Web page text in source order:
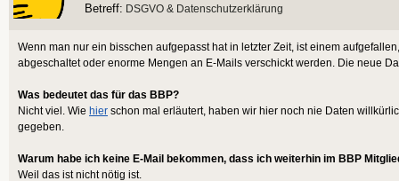
Betreff: DSGVO & Datenschutzerklärung
Wenn man nur ein bisschen aufgepasst hat in letzter Zeit, ist einem
abgeschaltet oder enorme Mengen an E-Mails verschickt werden. Die neue
Was bedeutet das für das BBP?
Nicht viel. Wie hier schon mal erläutert, haben wir hier noch nie Daten
gegeben.
Warum habe ich keine E-Mail bekommen, dass ich weiterhin im BBP
Weil das ist nicht nötig ist.